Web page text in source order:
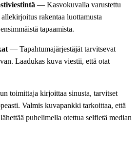
— Kasvokuvalla varustettu
rakentaa luottamusta
tapaamista.
— Tapahtumajärjestäjät tarvitsevat
Laadukas kuva viestii, että otat
toimittaja kirjoittaa sinusta, tarvitset
Valmis kuvapankki tarkoittaa, että
puhelimella otettua selfietä median